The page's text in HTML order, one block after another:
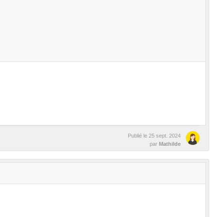
Publié le 25 sept. 2024
par Mathilde